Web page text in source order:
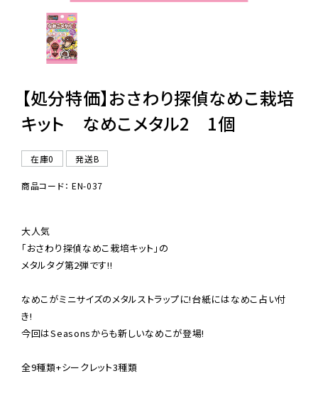
ご利用ガイド
06-6282-7659
【処分特価】おさわり探偵なめこ栽培
キット なめこメタル2 1個
在庫0 発送B
商品コード： EN-037
大人気
「おさわり探偵なめこ栽培キット」の
メタルタグ第2弾です!!
なめこがミニサイズのメタルストラップに!台紙にはなめこ占い付
き!
今回はSeasonsからも新しいなめこが登場!
全9種類+シークレット3種類